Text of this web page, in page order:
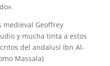
medieval Geoffrey
y mucha tinta a estos
del andalusí Ibn Al-
Massala)